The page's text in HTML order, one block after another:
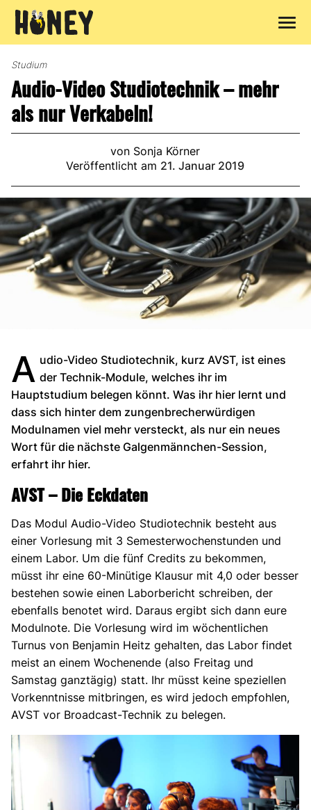
Inhalt
Studium
Audio-Video Studiotechnik – mehr
als nur Verkabeln!
von Sonja Körner
Veröffentlicht am 21. Januar 2019
A udio-Video Studiotechnik, kurz AVST, ist eines
der Technik-Module, welches ihr im
Hauptstudium belegen könnt. Was ihr hier lernt und
dass sich hinter dem zungenbrecherwürdigen
Modulnamen viel mehr versteckt, als nur ein neues
Wort für die nächste Galgenmännchen-Session,
erfahrt ihr hier.
AVST – Die Eckdaten
Das Modul Audio-Video Studiotechnik besteht aus
einer Vorlesung mit 3 Semesterwochenstunden und
einem Labor. Um die fünf Credits zu bekommen,
müsst ihr eine 60-Minütige Klausur mit 4,0 oder besser
bestehen sowie einen Laborbericht schreiben, der
ebenfalls benotet wird. Daraus ergibt sich dann eure
Modulnote. Die Vorlesung wird im wöchentlichen
Turnus von Benjamin Heitz gehalten, das Labor findet
meist an einem Wochenende (also Freitag und
Samstag ganztägig) statt. Ihr müsst keine speziellen
Vorkenntnisse mitbringen, es wird jedoch empfohlen,
AVST vor Broadcast-Technik zu belegen.